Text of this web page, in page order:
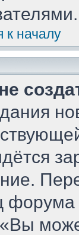
к началу